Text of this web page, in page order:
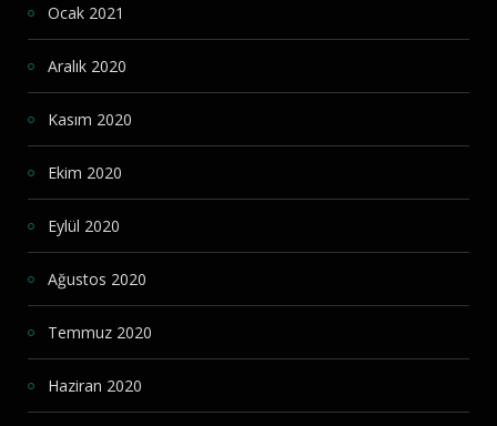
Ocak 2021
Aralık 2020
Kasım 2020
Ekim 2020
Eylül 2020
Ağustos 2020
Temmuz 2020
Haziran 2020